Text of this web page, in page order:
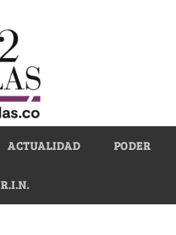
ACTUALIDAD PODER
R.I.N.